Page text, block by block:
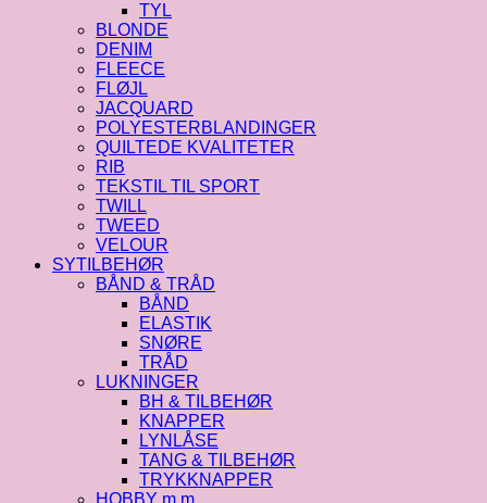
TYL
BLONDE
DENIM
FLEECE
FLØJL
JACQUARD
POLYESTERBLANDINGER
QUILTEDE KVALITETER
RIB
TEKSTIL TIL SPORT
TWILL
TWEED
VELOUR
SYTILBEHØR
BÅND & TRÅD
BÅND
ELASTIK
SNØRE
TRÅD
LUKNINGER
BH & TILBEHØR
KNAPPER
LYNLÅSE
TANG & TILBEHØR
TRYKKNAPPER
HOBBY m.m